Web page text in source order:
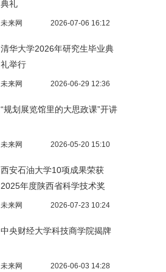
典礼
未来网 2026-07-06 16:12
清华大学2026年研究生毕业典
礼举行
未来网 2026-06-29 12:36
“规划展览馆里的大思政课”开讲
未来网 2026-05-20 15:10
西安石油大学10项成果荣获
2025年度陕西省科学技术奖
未来网 2026-07-23 10:24
中央财经大学科技商学院揭牌
未来网 2026-06-03 14:28